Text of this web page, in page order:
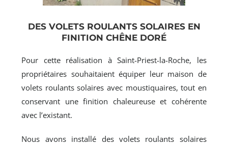
DES VOLETS ROULANTS SOLAIRES EN
FINITION CHÊNE DORÉ
Pour cette réalisation à Saint-Priest-la-Roche, les
propriétaires souhaitaient équiper leur maison de
volets roulants solaires avec moustiquaires, tout en
conservant une finition chaleureuse et cohérente
avec l’existant.
Nous avons installé des volets roulants solaires